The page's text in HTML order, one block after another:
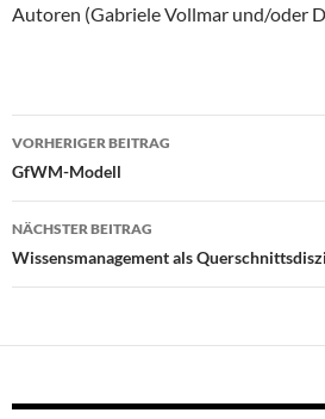
Autoren (Gabriele Vollmar und/oder
Beitragsnavigation
VORHERIGER BEITRAG
GfWM-Modell
NÄCHSTER BEITRAG
Wissensmanagement als